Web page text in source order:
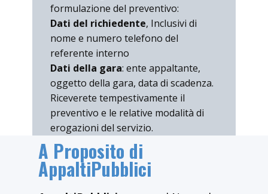
formulazione del preventivo:
Dati del richiedente, Inclusivi di
nome e numero telefono del
referente interno
Dati della gara: ente appaltante,
oggetto della gara, data di scadenza.
Riceverete tempestivamente il
preventivo e le relative modalità di
erogazioni del servizio.
A Proposito di
AppaltiPubblici